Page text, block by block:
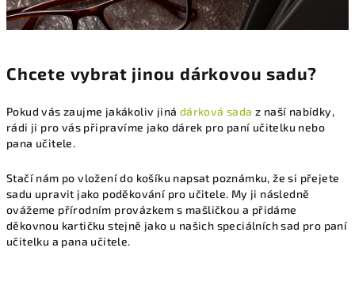
Chcete vybrat jinou dárkovou sadu?
Pokud vás zaujme jakákoliv jiná dárková sada z naší nabídky,
rádi ji pro vás připravíme jako dárek pro paní učitelku nebo
pana učitele.
Stačí nám po vložení do košíku napsat poznámku, že si přejete
sadu upravit jako poděkování pro učitele. My ji následně
ovážeme přírodním provázkem s mašličkou a přidáme
děkovnou kartičku stejně jako u našich speciálních sad pro paní
učitelku a pana učitele.